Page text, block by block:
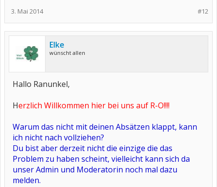
#12
3. Mai 2014
Elke
wünscht allen
Hallo Ranunkel,
Herzlich Willkommen hier bei uns auf R-O!!!!
Warum das nicht mit deinen Absätzen klappt, kann
ich nicht nach vollziehen?
Du bist aber derzeit nicht die einzige die das
Problem zu haben scheint, vielleicht kann sich da
unser Admin und Moderatorin noch mal dazu
melden.